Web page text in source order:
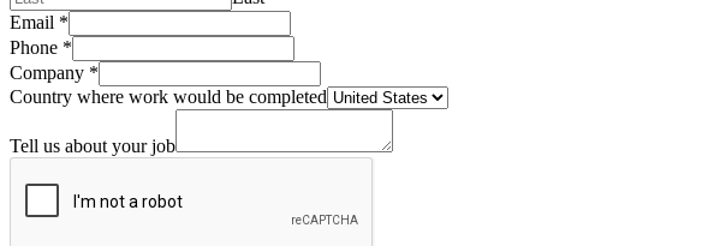
Email *
Phone *
Company *
Country where work would be completed
Tell us about your job